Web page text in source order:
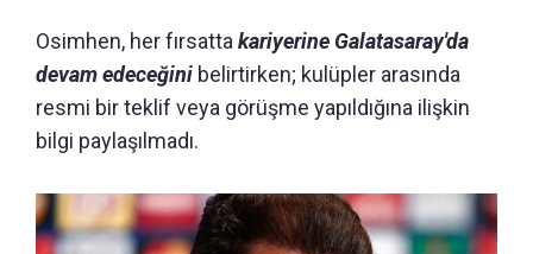
Osimhen, her fırsattakariyerine Galatasaray'da
devam edeceğini belirtirken; kulüpler arasında
resmi bir teklif veya görüşme yapıldığına ilişkin
bilgi paylaşılmadı.